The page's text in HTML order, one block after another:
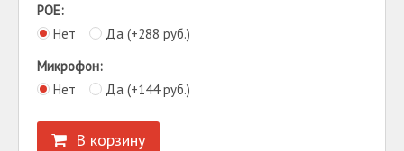
POE:
Нет
Да (+288 руб.)
Микрофон:
Нет
Да (+144 руб.)
В корзину